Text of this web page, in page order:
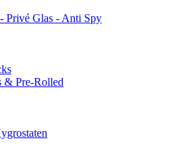
Privé Glas - Anti Spy
& Pre-Rolled